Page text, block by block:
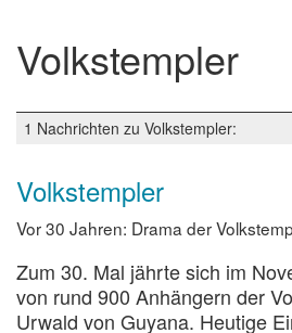
Volkstempler
1 Nachrichten zu Volkstempler:
Volkstempler
Vor 30 Jahren: Drama der
Zum 30. Mal jährte sich im
von rund 900 Anhängern der
Urwald von Guyana. Heutige